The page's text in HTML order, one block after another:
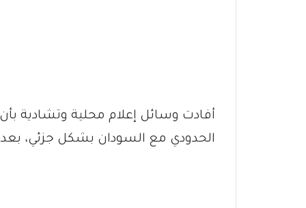
أفادت وسائل إعلام محلية وتشادية
الحدودي مع السودان بشكل جزئي، بعد